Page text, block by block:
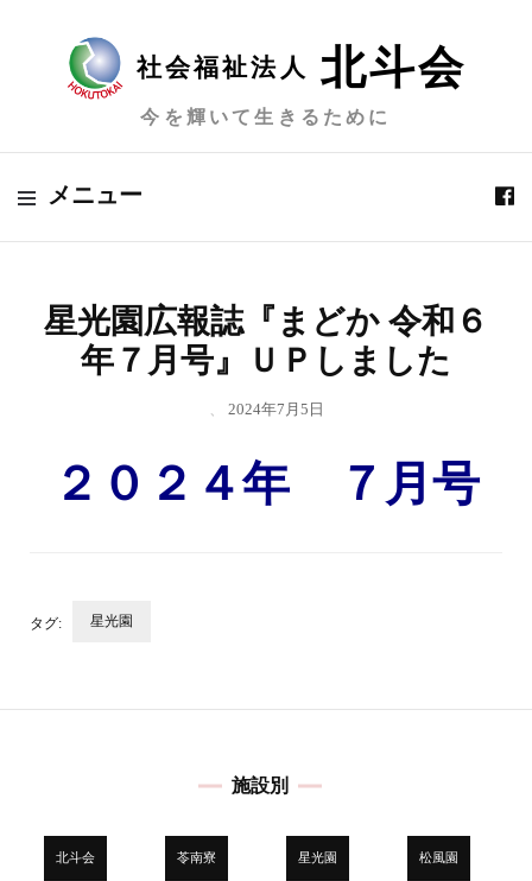
社会福祉法人 北斗会
今を輝いて生きるために
メニュー
星光園広報誌『まどか 令和６
年７月号』ＵＰしました
2024年7月5日
２０２４年 ７月号
タグ: 星光園
ー
シ
施設別
北斗会 苓南寮 星光園 松風園